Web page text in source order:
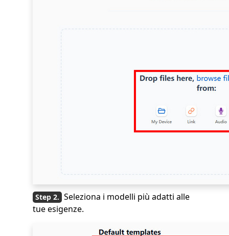
Seleziona i modelli più adatti alle
tue esigenze.